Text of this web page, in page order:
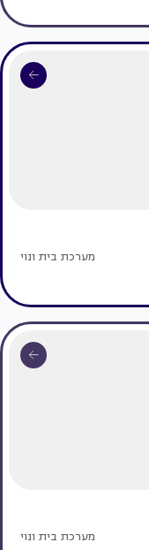
מערכת בית ונוי
מערכת בית ונוי